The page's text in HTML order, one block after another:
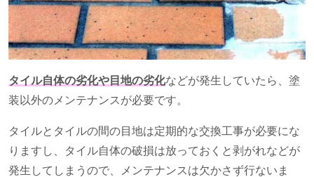
タイル自体の劣化や目地の劣化などが発生していたら、塗
装以外のメンテナンスが必要です。
タイルとタイルの間の目地は定期的な交換工事が必要にな
りますし、タイル自体の破損は放っておくと剥がれなどが
発生してしまうので、メンテナンスは欠かさず行ないま